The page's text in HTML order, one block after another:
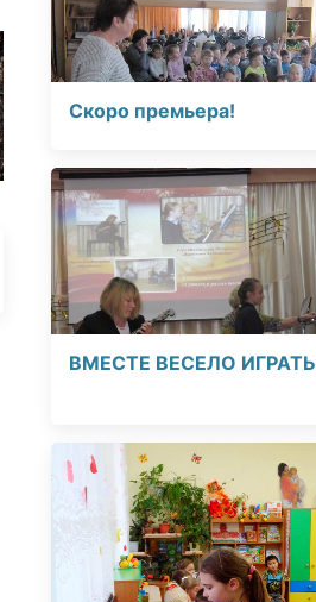
Скоро премьера!
ВМЕСТЕ ВЕСЕЛО ИГРАТЬ